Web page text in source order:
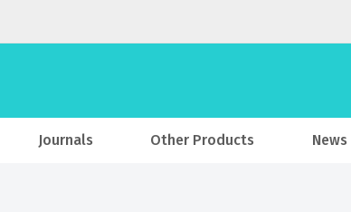
Journals Other Products News